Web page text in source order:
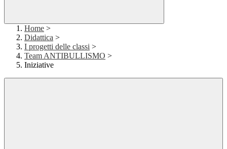
Home >
Didattica >
I progetti delle classi >
Team ANTIBULLISMO >
Iniziative